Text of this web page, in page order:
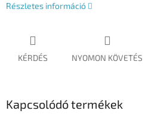
Részletes információ
KÉRDÉS NYOMON KÖVETÉS
Kapcsolódó termékek